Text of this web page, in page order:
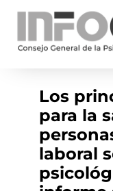
Los
para la
laboral